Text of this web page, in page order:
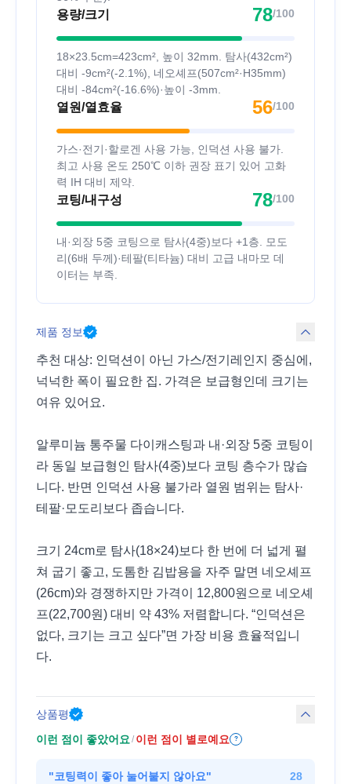
용량/크기 78/100
18×23.5cm=423cm², 높이 32mm. 탐사(432cm²)
대비 -9cm²(-2.1%), 네오셰프(507cm²·H35mm)
대비 -84cm²(-16.6%)·높이 -3mm.
열원/열효율 56/100
가스·전기·할로겐 사용 가능, 인덕션 사용 불가.
최고 사용 온도 250℃ 이하 권장 표기 있어 고화
력 IH 대비 제약.
코팅/내구성 78/100
내·외장 5중 코팅으로 탐사(4중)보다 +1층. 모도
리(6배 두께)·테팔(티타늄) 대비 고급 내마모 데
이터는 부족.
제품 정보
추천 대상: 인덕션이 아닌 가스/전기레인지 중심에,
넉넉한 폭이 필요한 집. 가격은 보급형인데 크기는
여유 있어요.
알루미늄 통주물 다이캐스팅과 내·외장 5중 코팅이
라 동일 보급형인 탐사(4중)보다 코팅 층수가 많습
니다. 반면 인덕션 사용 불가라 열원 범위는 탐사·
테팔·모도리보다 좁습니다.
크기 24cm로 탐사(18×24)보다 한 번에 더 넓게 펼
쳐 굽기 좋고, 도톰한 김밥용을 자주 말면 네오셰프
(26cm)와 경쟁하지만 가격이 12,800원으로 네오셰
프(22,700원) 대비 약 43% 저렴합니다. “인덕션은
없다, 크기는 크고 싶다”면 가장 비용 효율적입니
다.
상품평
이런 점이 좋았어요 / 이런 점이 별로예요 ?
"코팅력이 좋아 눌어붙지 않아요" 28